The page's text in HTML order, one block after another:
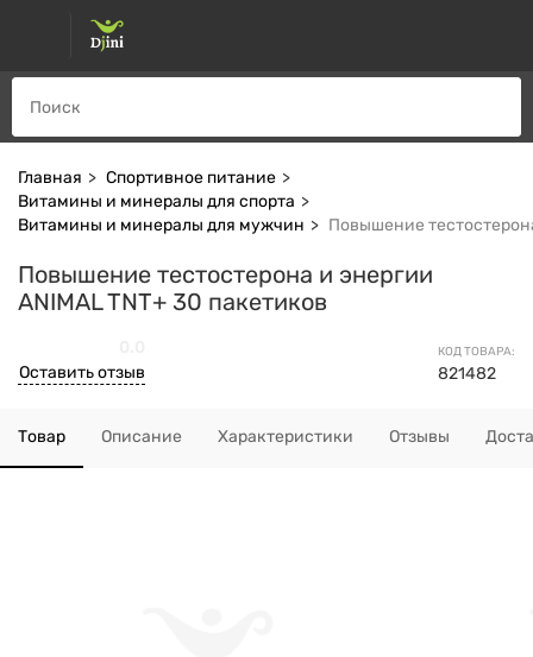
Главная
Спортивное питание
Витамины и минералы для спорта
Витамины и минералы для мужчин
Повышение
Повышение тестостерона и энергии
ANIMAL TNT+ 30 пакетиков
КОД ТОВАРА:
821482
Оставить отзыв
Товар Описание Характеристики Отзывы